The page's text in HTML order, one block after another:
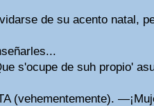
de su acento natal,
s'ocupe de suh propio'
(vehementemente).